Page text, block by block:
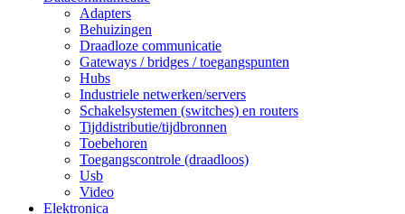
Adapters
Behuizingen
Draadloze communicatie
Gateways / bridges / toegangspunten
Hubs
Industriele netwerken/servers
Schakelsystemen (switches) en routers
Tijddistributie/tijdbronnen
Toebehoren
Toegangscontrole (draadloos)
Usb
Video
Elektronica